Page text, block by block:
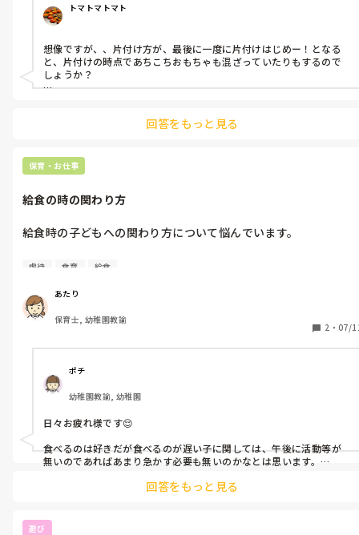
皆様の園ではどのようにしているか教えてください！
トマトマトマト
想像ですが、、片付け方が、最後に一度に片付けはじめー！となる
と、片付けの時点であちこちおもちゃも混ざっていたりもするので
しょうか？
んでね、このエリアのおもちゃは他のエリアへは持っていかない
のは今使っているものを片付けてから、次のおもちゃを出す。の徹
底。
誰も使っていないおもちゃが放置されていたら「誰も遊んでくれな
もちゃが減ります。
す。「あと10分でお片付けしようと思います。今遊んでいるおもち
う。」など時計を指差しして針の移動幅をわかりやすく事前に伝えて
おくと、切り替えスムーズ、かつ、先読みする子は事前に片付け始
めることも。併せて時計にも親しめます。
願い、など名指しで一つのものを片付けてもらうよう分担するとス
ムーズだと思います。
回答をもっと見る
保育・お仕事
給食の時の関わり方
給食時の子どもへの関わり方について悩んでいます。
食べるのは好きだが食べるのが遅く、午睡前までかかる子
どのようなアプローチをすれば良いか悩んでいます。
食事時間が楽しいと思えるような関わりが理想ですが、職員間で
も完食を目指す保育士や残してもOKな保育士など対応が違い、
ちなみに年中年長のお話を聞きたいです。
虐待 食育 給食
あたり
保育士, 幼稚園教諭
2 ・ 07/
ポチ
幼稚園教諭, 幼稚園
日々お疲れ様です😌
食べるのは好きだが食べるのが遅い子に関しては、午後に活動等が
無いのであればあまり急かす必要も無いのかなとは思います。
でに食べ終われるようにというチャレンジはしていいのかなと思い
回答をもっと見る
遊び